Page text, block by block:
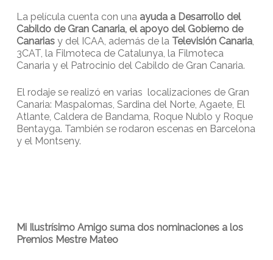
La película cuenta con una ayuda a Desarrollo del
Cabildo de Gran Canaria, el apoyo del Gobierno de
Canariasy del ICAA, además de la Televisión Canaria,
3CAT, la Filmoteca de Catalunya, la Filmoteca
Canaria y el Patrocinio del Cabildo de Gran Canaria.
El rodaje se realizó en varias localizaciones de Gran
Canaria: Maspalomas, Sardina del Norte, Agaete, El
Atlante, Caldera de Bandama, Roque Nublo y Roque
Bentayga. También se rodaron escenas en Barcelona
y el Montseny.
Mi Ilustrísimo Amigo suma dos nominaciones a los
Premios Mestre Mateo